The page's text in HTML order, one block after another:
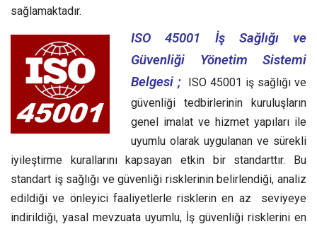
sağlamaktadır.
ISO 45001 İş Sağlığı ve
Güvenliği Yönetim Sistemi
Belgesi ; ISO 45001 iş sağlığı ve
güvenliği tedbirlerinin kuruluşların
genel imalat ve hizmet yapıları ile
uyumlu olarak uygulanan ve sürekli
iyileştirme kurallarını kapsayan etkin bir standarttır. Bu
standart iş sağlığı ve güvenliği risklerinin belirlendiği, analiz
edildiği ve önleyici faaliyetlerle risklerin en az seviyeye
indirildiği, yasal mevzuata uyumlu, İş güvenliği risklerini en